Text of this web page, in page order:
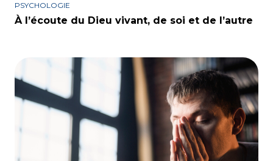
PSYCHOLOGIE
À l’écoute du Dieu vivant, de soi et de l’autre